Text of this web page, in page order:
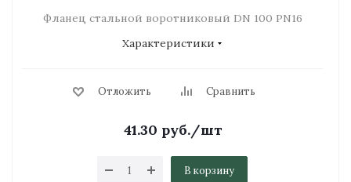
Фланец стальной воротниковый DN 100 PN16
Характеристики
Отложить Сравнить
41.30 руб./шт
В корзину